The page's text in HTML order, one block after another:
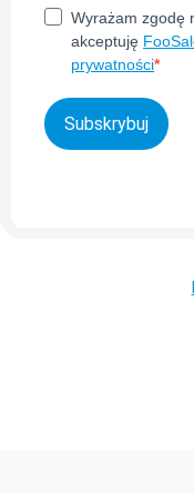
Wyrażam zgodę
akceptuję
prywatności
Subskrybuj